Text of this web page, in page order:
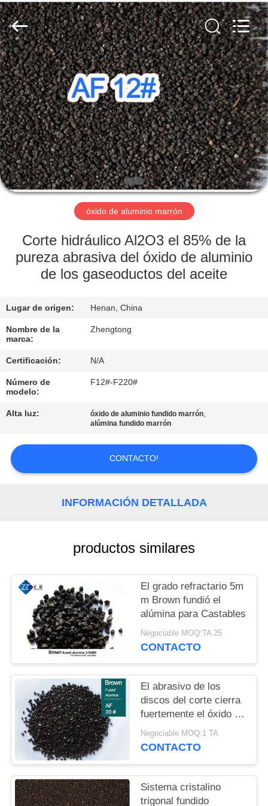
HOGAR
PRODUCTOS
VÍDEOS
SOBRE
NOSOTROS
VIAJE
DE
CONTROL
ÉNTRENOS
CONTACTO
CON
NOTICIAS
CITA
MAPA
DEL
SITIO
POLÍTICA
DE
PRIVACIDAD
2026
Zhengzhou
Zhengtong
Abrasive
Import&Export
Co.,Ltd.
All
Rights
Reserved.
óxido de aluminio marrón
Corte hidráulico Al2O3 el 85% de la
pureza abrasiva del óxido de aluminio
de los gaseoductos del aceite
Lugar de origen: Henan, China
Nombre de la
marca:
Zhengtong
Certificación: N/A
Número de
modelo:
F12#-F220#
Alta luz: óxido de aluminio fundido marrón,
alúmina fundido marrón
CONTACTO!
INFORMACIÓN DETALLADA
productos similares
El grado refractario 5m
m Brown fundió el
alúmina para Castables
Negociable MOQ:TA 25
CONTACTO
El abrasivo de los
discos del corte cierra
fuertemente el óxido de
aluminio de FEPA 20#
Brown
Negociable MOQ:1 TA
CONTACTO
Sistema cristalino
trigonal fundido